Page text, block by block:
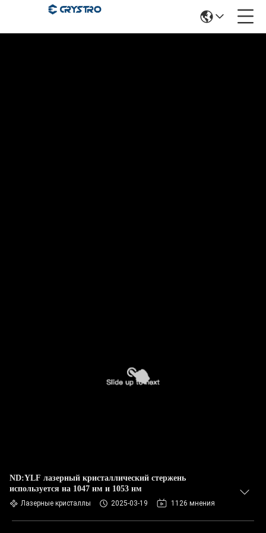
ND:YLF лазерный кристаллический стержень
используется на 1047 нм и 1053 нм
Лазерные кристаллы 2025-03-19 1126 мнения